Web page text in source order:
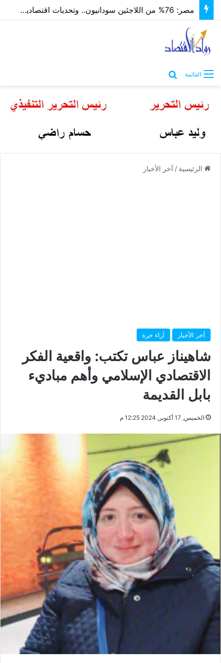
مصر: 76% من اللاجئين سودانيون.. وتحديات اقتصادية واجتماعية تلوح في الأفق
القائمة
الرئيسية / آخر الأخبار
آخر الأخبار آراء حرة
شاهيناز عباس تكتب: واقعية الفكر
الاقتصادي الإسلامي وأهم مباديء
بابل القديمة
الخميس, 17 أكتوبر, 2024 12:25 م